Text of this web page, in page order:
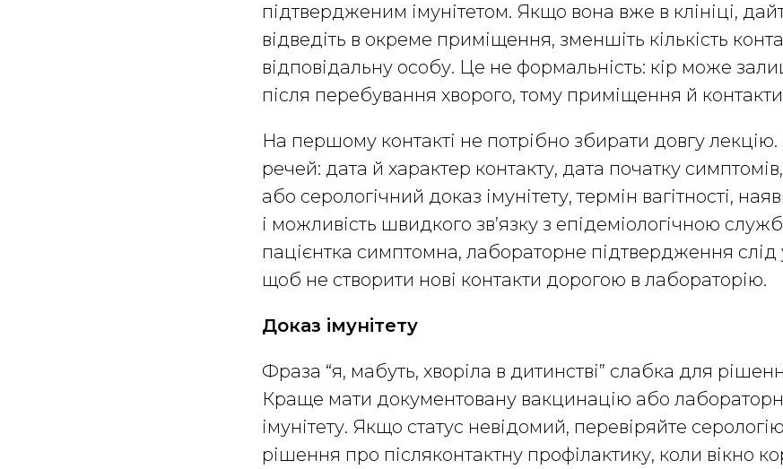
підтвердженим імунітетом. Якщо вона вже в клініці,
відведіть в окреме приміщення, зменшіть кількість
відповідальну особу. Це не формальність: кір може
після перебування хворого, тому приміщення й
На першому контакті не потрібно збирати довгу лекцію.
речей: дата й характер контакту, дата початку
або серологічний доказ імунітету, термін вагітності,
і можливість швидкого зв’язку з епідеміологічною
пацієнтка симптомна, лабораторне підтвердження слід
щоб не створити нові контакти дорогою в лабораторію.
Доказ імунітету
Фраза “я, мабуть, хворіла в дитинстві” слабка для
Краще мати документовану вакцинацію або
імунітету. Якщо статус невідомий, перевіряйте
рішення про післяконтактну профілактику, коли вікно